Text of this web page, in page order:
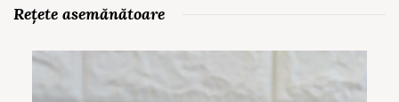
Rețete asemănătoare